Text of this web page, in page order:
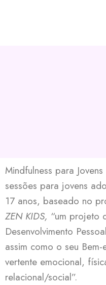
Mindfulness para
sessões para jovens
17 anos, baseado no
ZEN KIDS, “um projeto
Desenvolvimento
assim como o seu
vertente emocional,
relacional/social”.